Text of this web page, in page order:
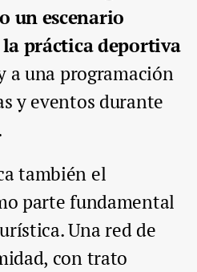
un escenario
práctica deportiva
a una programación
y eventos durante
también el
parte fundamental
Una red de
con trato